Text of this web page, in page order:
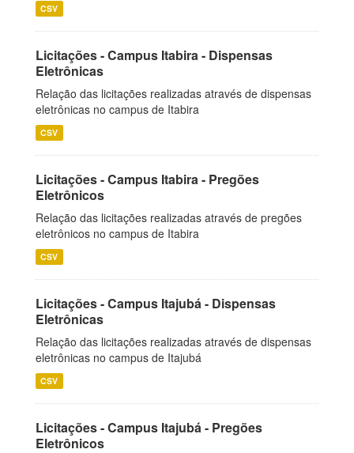
CSV
Licitações - Campus Itabira - Dispensas
Eletrônicas
Relação das licitações realizadas através de dispensas
eletrônicas no campus de Itabira
CSV
Licitações - Campus Itabira - Pregões
Eletrônicos
Relação das licitações realizadas através de pregões
eletrônicos no campus de Itabira
CSV
Licitações - Campus Itajubá - Dispensas
Eletrônicas
Relação das licitações realizadas através de dispensas
eletrônicas no campus de Itajubá
CSV
Licitações - Campus Itajubá - Pregões
Eletrônicos